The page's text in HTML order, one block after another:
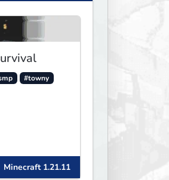
#towny
Minecraft 1.21.11